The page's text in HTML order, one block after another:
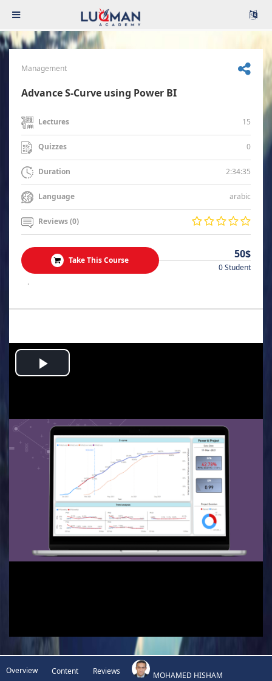
Management
Advance S-Curve using Power BI
Lectures 15
Quizzes 0
Duration 2:34:35
Language arabic
Reviews (0)
Take This Course 50$
0 Student
.
Play
Overview Content Reviews MOHAMED HISHAM